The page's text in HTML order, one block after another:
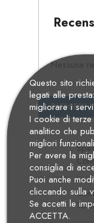
Nessuna
RICHIEDI
Questo sito
legati alle
migliorare i
I cookie di
analitico che
migliori
Per avere la
consiglia di
Puoi anche
cliccando sulla
Se accetti le
ACCETTA.